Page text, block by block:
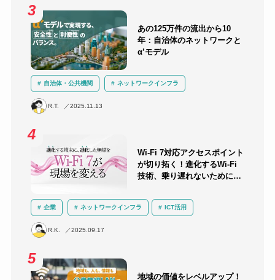
あの125万件の流出から10
年：自治体のネットワークと
α’モデル
自治体・公共機関 ネットワークインフラ
セキュリティ
R.T. 2025.11.13
Wi-Fi 7対応アクセスポイント
が切り拓く！進化するWi-Fi
技術、乗り遅れないために知
企業 ネットワークインフラ ICT活用
運用負荷軽減 技術解説
R.K. 2025.09.17
地域の価値をレベルアップ！